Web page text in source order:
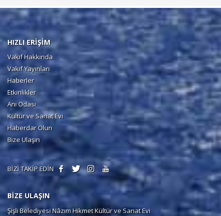
HIZLI ERİŞİM
Vakıf Hakkında
Vakıf Yayınları
Haberler
Etkinlikler
Anı Odası
Kültür ve Sanat Evi
Haberdar Olun
Bize Ulaşın
BİZİ TAKİP EDİN
BİZE ULAŞIN
Şişli Belediyesi Nâzım Hikmet Kültür ve Sanat Evi